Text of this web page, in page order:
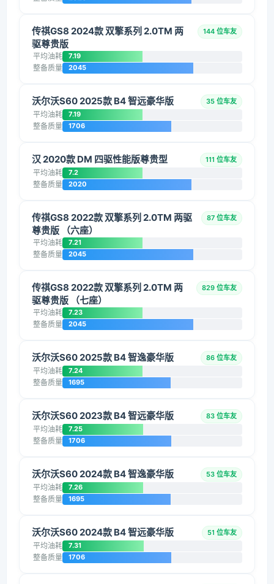
传祺GS8 2024款 双擎系列 2.0TM 两
驱尊贵版
144 位车友
平均油耗 7.19
整备质量 2045
沃尔沃S60 2025款 B4 智远豪华版 35 位车友
平均油耗 7.19
整备质量 1706
汉 2020款 DM 四驱性能版尊贵型 111 位车友
平均油耗 7.2
整备质量 2020
传祺GS8 2022款 双擎系列 2.0TM 两驱
尊贵版 （六座）
87 位车友
平均油耗 7.21
整备质量 2045
传祺GS8 2022款 双擎系列 2.0TM 两
驱尊贵版 （七座）
829 位车友
平均油耗 7.23
整备质量 2045
沃尔沃S60 2025款 B4 智逸豪华版 86 位车友
平均油耗 7.24
整备质量 1695
沃尔沃S60 2023款 B4 智远豪华版 83 位车友
平均油耗 7.25
整备质量 1706
沃尔沃S60 2024款 B4 智逸豪华版 53 位车友
平均油耗 7.26
整备质量 1695
沃尔沃S60 2024款 B4 智远豪华版 51 位车友
平均油耗 7.31
整备质量 1706